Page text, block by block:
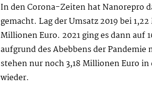
In den Corona-Zeiten hat Nanorepro
gemacht. Lag der Umsatz 2019 bei
Millionen Euro. 2021 ging es dann auf
aufgrund des Abebbens der
stehen nur noch 3,18 Millionen Euro
wieder.